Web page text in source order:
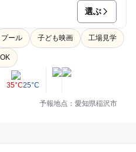
選ぶ
プール 子ども映画 工場見学
35°C25°C
予報地点：愛知県稲沢市